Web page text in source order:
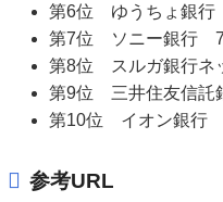
第6位 ゆうちょ銀
第7位 ソニー銀行
第8位 スルガ銀行ネ
第9位 三井住友信託
第10位 イオン銀行
参考URL